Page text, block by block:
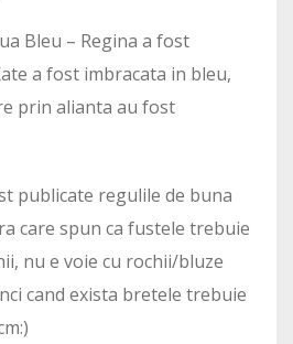
Bleu – Regina a fost
a fost imbracata in bleu,
prin alianta au fost
publicate regulile de buna
care spun ca fustele trebuie
nu e voie cu rochii/bluze
cand exista bretele trebuie